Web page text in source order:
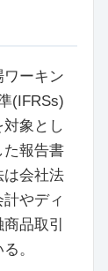
ーキン
(IFRSs)
象とし
た報告書
は会社法
やディ
品取引
。